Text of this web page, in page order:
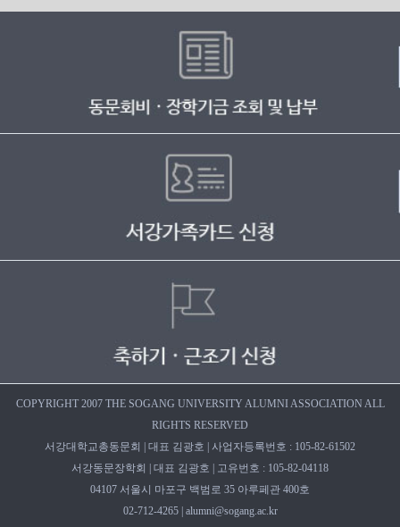
COPYRIGHT 2007 THE SOGANG UNIVERSITY ALUMNI ASSOCIATION ALL
RIGHTS RESERVED
서강대학교총동문회 | 대표 김광호 | 사업자등록번호 : 105-82-61502
서강동문장학회 | 대표 김광호 | 고유번호 : 105-82-04118
04107 서울시 마포구 백범로 35 아루페관 400호
02-712-4265 | alumni@sogang.ac.kr